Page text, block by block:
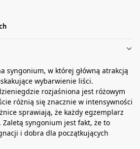
syngonium, w której główną atrakcją
wybarwienie liści.
rozjaśniona jest różowym
różnią się znacznie w intensywności
sprawiają, że każdy egzemplarz
syngonium jest fakt, że to
i dobra dla początkujących